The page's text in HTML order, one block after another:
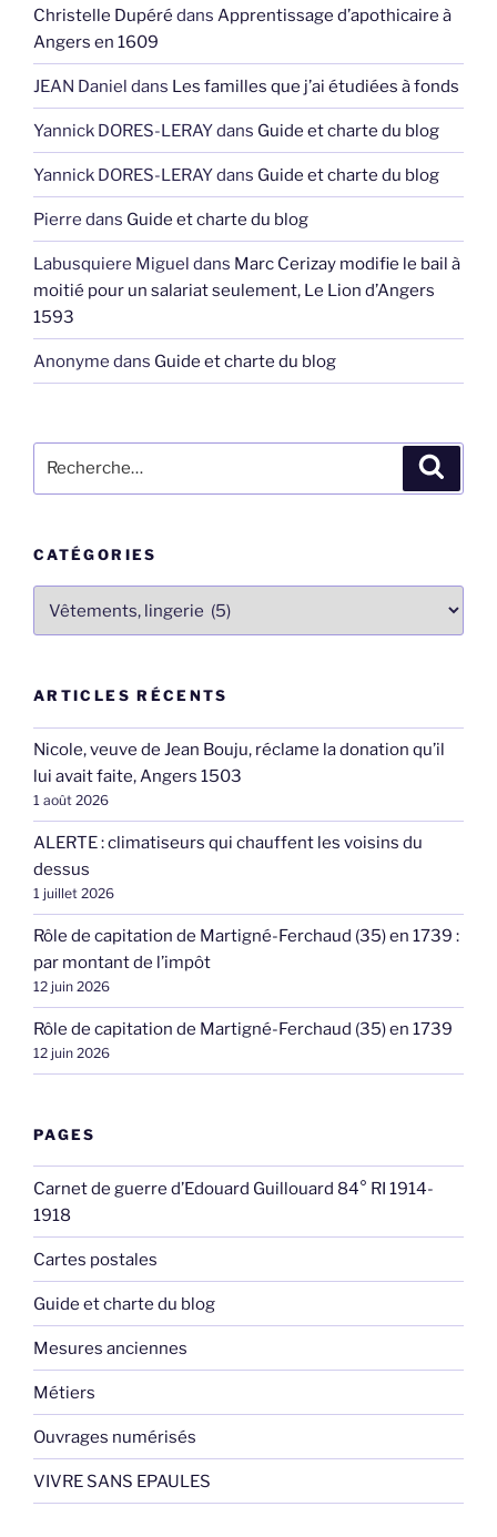
Christelle Dupéré dans Apprentissage d’apothicaire à
Angers en 1609
JEAN Daniel dans Les familles que j’ai étudiées à fonds
Yannick DORES-LERAYdans Guide et charte du blog
Yannick DORES-LERAYdans Guide et charte du blog
Pierre dans Guide et charte du blog
Labusquiere Miguel dans Marc Cerizay modifie le bail à
moitié pour un salariat seulement, Le Lion d’Angers
1593
Anonyme dans Guide et charte du blog
pour
CATÉGORIES
ARTICLES RÉCENTS
Nicole, veuve de Jean Bouju, réclame la donation qu’il
lui avait faite, Angers 1503
1 août 2026
ALERTE : climatiseurs qui chauffent les voisins du
dessus
1 juillet 2026
Rôle de capitation de Martigné-Ferchaud (35) en 1739 :
par montant de l’impôt
12 juin 2026
Rôle de capitation de Martigné-Ferchaud (35) en 1739
12 juin 2026
PAGES
Carnet de guerre d’Edouard Guillouard 84° RI 1914-
1918
Cartes postales
Guide et charte du blog
Mesures anciennes
Métiers
Ouvrages numérisés
VIVRE SANS EPAULES